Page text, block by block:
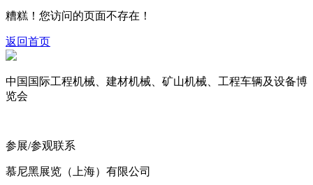
糟糕！您访问的页面不存在！
返回首页
中国国际工程机械、建材机械、矿山机械、工程车辆及设备博
览会
参展/参观联系
慕尼黑展览（上海）有限公司